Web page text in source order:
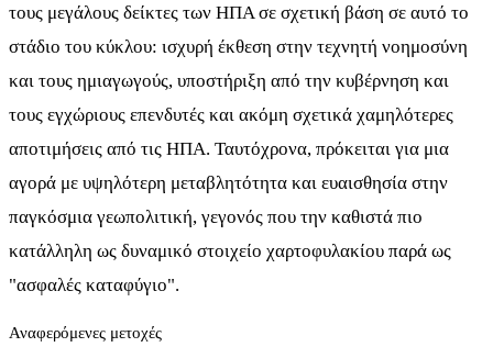
τους μεγάλους δείκτες των ΗΠΑ σε σχετική βάση σε αυτό το
στάδιο του κύκλου: ισχυρή έκθεση στην τεχνητή νοημοσύνη
και τους ημιαγωγούς, υποστήριξη από την κυβέρνηση και
τους εγχώριους επενδυτές και ακόμη σχετικά χαμηλότερες
αποτιμήσεις από τις ΗΠΑ. Ταυτόχρονα, πρόκειται για μια
αγορά με υψηλότερη μεταβλητότητα και ευαισθησία στην
παγκόσμια γεωπολιτική, γεγονός που την καθιστά πιο
κατάλληλη ως δυναμικό στοιχείο χαρτοφυλακίου παρά ως
"ασφαλές καταφύγιο".
Αναφερόμενες μετοχές